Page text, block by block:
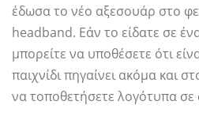
έδωσα το νέο αξεσουάρ στο
headband. Εάν το είδατε σε
μπορείτε να υποθέσετε ότι
παιχνίδι πηγαίνει ακόμα και
να τοποθετήσετε λογότυπα